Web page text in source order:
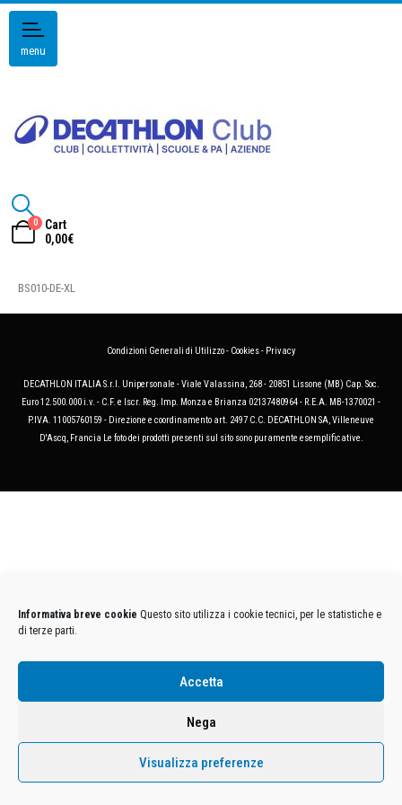
Informativa breve cookie Questo sito utilizza i cookie tecnici, per le statistiche e
di terze parti.
Accetta
Nega
Visualizza preferenze
menu
0
Cart
0,00€
BS010-DE-XL
Condizioni Generali di Utilizzo- Cookies- Privacy
DECATHLON ITALIA S.r.l. Unipersonale - Viale Valassina, 268 - 20851 Lissone (MB) Cap. Soc.
Euro 12.500.000 i.v. - C.F. e Iscr. Reg. Imp. Monza e Brianza 02137480964 - R.E.A. MB-1370021 -
P.IVA. 11005760159 - Direzione e coordinamento art. 2497 C.C. DECATHLON SA, Villeneuve
D'Ascq, Francia Le foto dei prodotti presenti sul sito sono puramente esemplificative.